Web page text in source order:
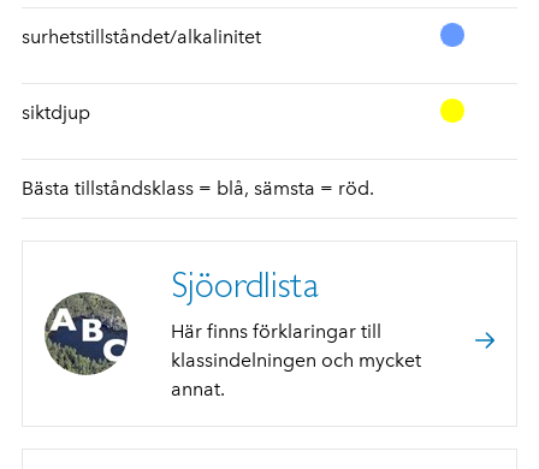
surhetstillståndet/alkalinitet
siktdjup
Bästa tillståndsklass = blå, sämsta = röd.
Sjöordlista
Här finns förklaringar till
klassindelningen och mycket
annat.